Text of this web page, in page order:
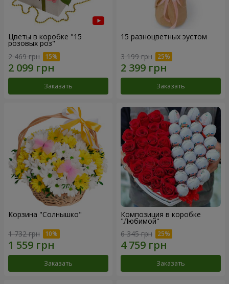
Цветы в коробке "15
розовых роз"
2 469 грн
Заказать
15 разноцветных эустом
3 199 грн
Заказать
Корзина "Солнышко"
1 732 грн
Заказать
Композиция в коробке
"Любимой"
6 345 грн
Заказать